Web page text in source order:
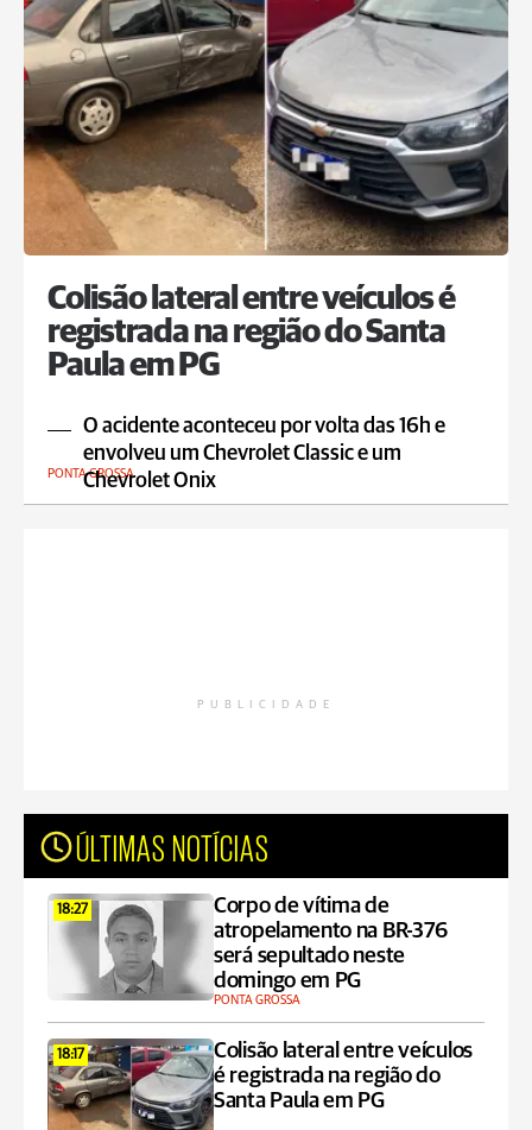
Colisão lateral entre veículos é
registrada na região do Santa
Paula em PG
O acidente aconteceu por volta das 16h e
envolveu um Chevrolet Classic e um
Chevrolet Onix
PONTA GROSSA
PUBLICIDADE
ÚLTIMAS NOTÍCIAS
18:27
Corpo de vítima de
atropelamento na BR-376
será sepultado neste
domingo em PG
PONTA GROSSA
18:17
Colisão lateral entre veículos
é registrada na região do
Santa Paula em PG